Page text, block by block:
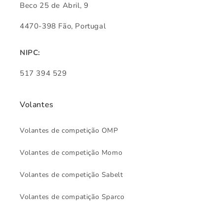
Beco 25 de Abril, 9
4470-398 Fão, Portugal
NIPC:
517 394 529
Volantes
Volantes de competição OMP
Volantes de competição Momo
Volantes de competição Sabelt
Volantes de compatição Sparco